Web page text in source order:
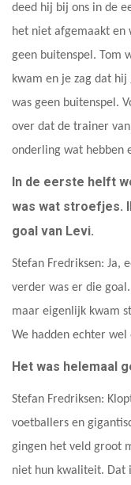
deed hij bij ons in de
het niet afgemaakt en
geen buitenspel. Tom
kwam en je zag dat
was geen buitenspel.
over dat de trainer
onderling wat hebben
In de eerste helft
was wat stroefjes.
goal van Levi.
Stefan Fredriksen: Ja,
verder was er die
maar eigenlijk kwam
We hadden echter
Het was helemaal
Stefan Fredriksen:
voetballers en
gingen het veld groot
niet hun kwaliteit. Dat